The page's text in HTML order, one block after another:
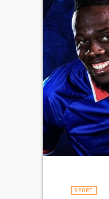
SPORT